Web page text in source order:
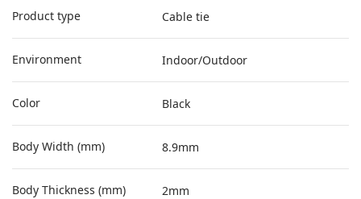
Product type Cable tie
Environment Indoor/Outdoor
Color Black
Body Width (mm) 8.9mm
Body Thickness (mm) 2mm